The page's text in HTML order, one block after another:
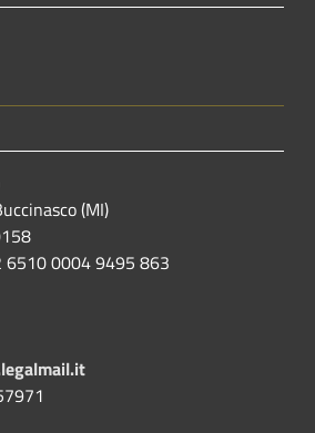
(MI)
6510 0004 9495 863